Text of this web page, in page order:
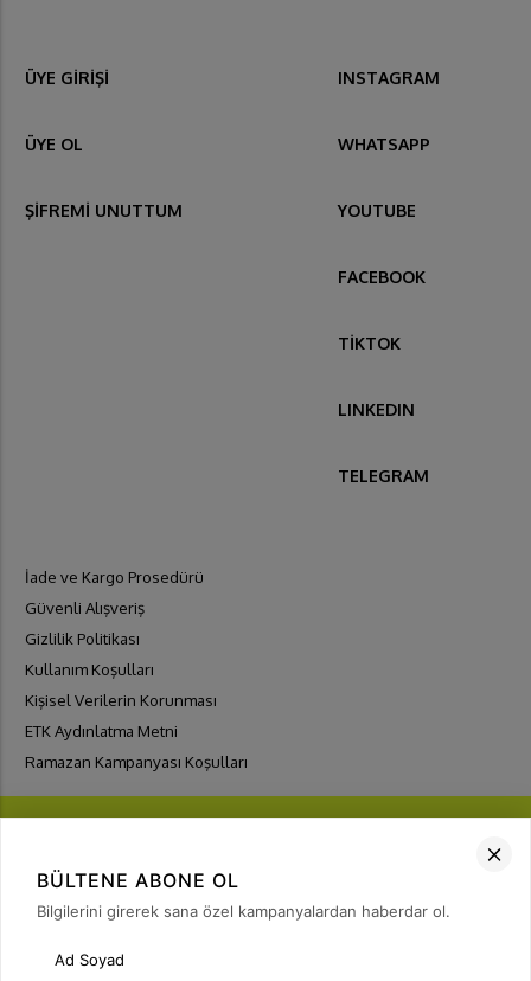
ÜYE GİRİŞİ
ÜYE OL
ŞİFREMİ UNUTTUM
INSTAGRAM
WHATSAPP
YOUTUBE
FACEBOOK
TİKTOK
LINKEDIN
TELEGRAM
İade ve Kargo Prosedürü
Güvenli Alışveriş
Gizlilik Politikası
Kullanım Koşulları
Kişisel Verilerin Korunması
ETK Aydınlatma Metni
Ramazan Kampanyası Koşulları
FIRSATLARIYAKALA
Bülten Üyeliği
BÜLTENE ABONE OL
Bilgilerini girerek sana özel kampanyalardan haberdar ol.